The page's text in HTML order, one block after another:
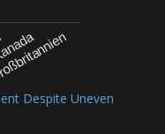
Despite Uneven